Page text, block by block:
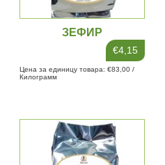
ЗЕФИР
€4,15
Цена за единицу товара: €83,00 /
Килограмм